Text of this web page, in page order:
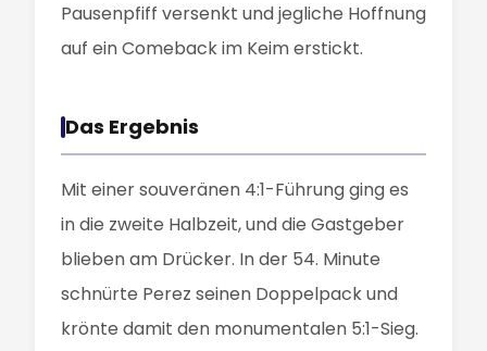
Pausenpfiff versenkt und jegliche Hoffnung
auf ein Comeback im Keim erstickt.
Das Ergebnis
Mit einer souveränen 4:1-Führung ging es
in die zweite Halbzeit, und die Gastgeber
blieben am Drücker. In der 54. Minute
schnürte Perez seinen Doppelpack und
krönte damit den monumentalen 5:1-Sieg.